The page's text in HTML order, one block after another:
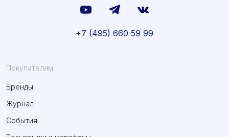
Покупателям
Бренды
Журнал
События
+7 (495) 660 59 99